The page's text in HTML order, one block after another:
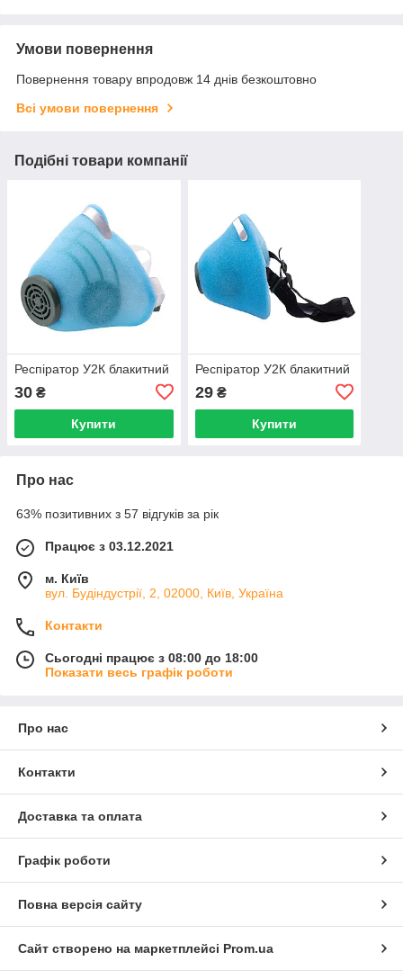
Умови повернення
Повернення товару впродовж 14 днів безкоштовно
Всі умови повернення
Подібні товари компанії
Респіратор У2К блакитний
30 ₴
Купити
Респіратор У2К блакитний
29₴
Купити
Про нас
63% позитивних з 57 відгуків за рік
Працює з 03.12.2021
м. Київ
вул. Будіндустрії, 2, 02000, Київ, Україна
Контакти
Сьогодні працює з 08:00 до 18:00
Показати весь графік роботи
Про нас
Контакти
Доставка та оплата
Графік роботи
Повна версія сайту
Сайт створено на маркетплейсі Prom.ua